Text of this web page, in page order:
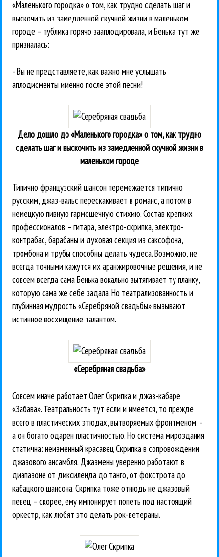
«Маленького городка» о том, как трудно сделать шаг и
выскочить из замедленной скучной жизни в маленьком
городе – публика горячо зааплодировала, и Бенька тут же
призналась:
- Вы не представляете, как важно мне услышать
аплодисменты именно после этой песни!
Дело дошло до «Маленького городка» о том, как трудно
сделать шаг и выскочить из замедленной скучной жизни в
маленьком городе
Типично французский шансон перемежается типично
русским, джаз-вальс перескакивает в романс, а потом в
немецкую пивную гармошечную стихию. Состав крепких
профессионалов – гитара, электро-скрипка, электро-
контрабас, барабаны и духовая секция из саксофона,
тромбона и трубы способны делать чудеса. Возможно, не
всегда точными кажутся их аранжировочные решения, и не
совсем всегда сама Бенька вокально вытягивает ту планку,
которую сама же себе задала. Но театрализованность и
глубинная мудрость «Серебряной свадьбы» вызывают
истинное восхищение талантом.
«Серебряная свадьба»
Совсем иначе работает Олег Скрипка и джаз-кабаре
«Забава». Театральность тут если и имеется, то прежде
всего в пластических этюдах, вытворяемых фронтменом, -
а он богато одарен пластичностью. Но система мироздания
статична: неизменный красавец Скрипка в сопровождении
джазового ансамбля. Джазмены уверенно работают в
диапазоне от диксиленда до танго, от фокстрота до
кабацкого шансона. Скрипка тоже отнюдь не джазовый
певец – скорее, ему импонирует попеть под настоящий
оркестр, как любят это делать рок-ветераны.